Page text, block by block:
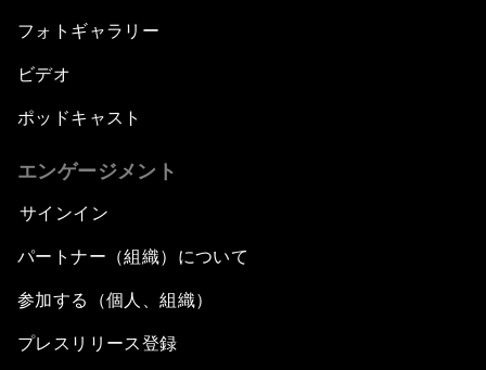
フォトギャラリー
ビデオ
ポッドキャスト
エンゲージメント
サインイン
パートナー（組織）について
参加する（個人、組織）
プレスリリース登録